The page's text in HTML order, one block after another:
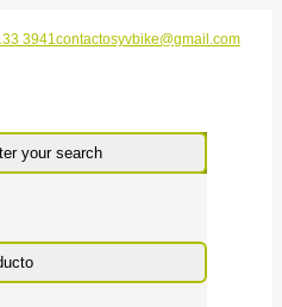
3941contactosyvbike@gmail.com